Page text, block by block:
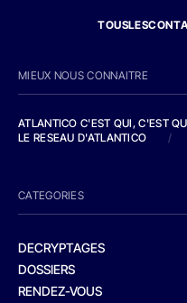
MIEUX NOUS CONNAITRE
ATLANTICO C'EST QUI, C'EST
LE RESEAU D'ATLANTICO
/
CATEGORIES
DECRYPTAGES
DOSSIERS
RENDEZ-VOUS